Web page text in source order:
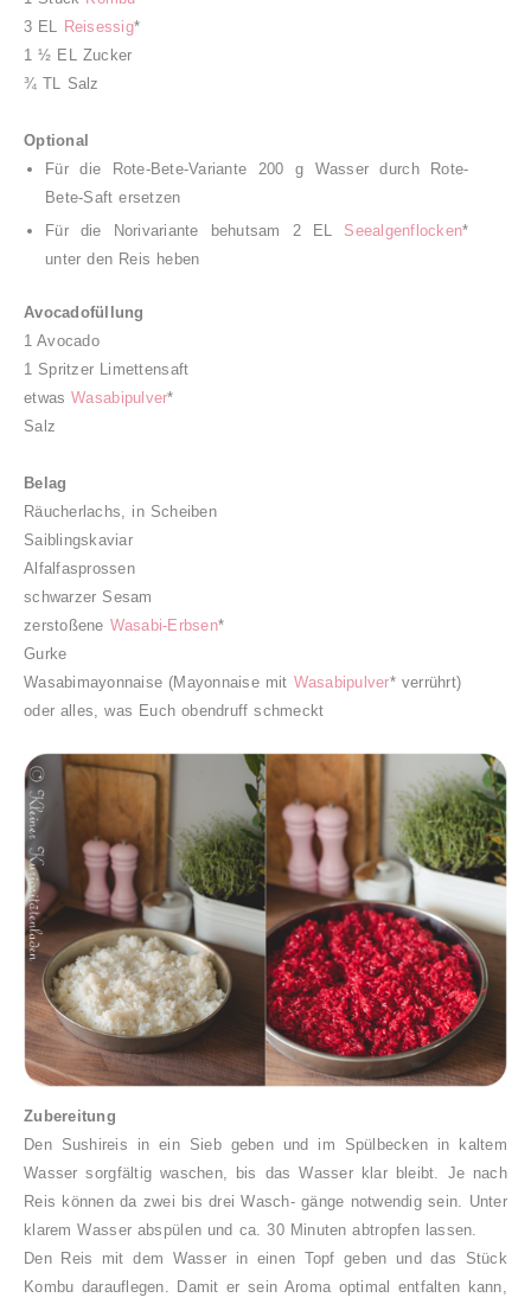
3 EL Reisessig*
1 ½ EL Zucker
¾ TL Salz
Optional
Für die Rote-Bete-Variante 200 g Wasser durch Rote-
Bete-Saft ersetzen
Für die Norivariante behutsam 2 EL Seealgenflocken*
unter den Reis heben
Avocadofüllung
1 Avocado
1 Spritzer Limettensaft
etwasWasabipulver*
Salz
Belag
Räucherlachs, in Scheiben
Saiblingskaviar
Alfalfasprossen
schwarzer Sesam
zerstoßene Wasabi-Erbsen*
Gurke
Wasabimayonnaise (Mayonnaise mit Wasabipulver* verrührt)
oder alles, was Euch obendruff schmeckt
Zubereitung
Den Sushireis in ein Sieb geben und im Spülbecken in kaltem
Wasser sorgfältig waschen, bis das Wasser klar bleibt. Je nach
Reis können da zwei bis drei Wasch- gänge notwendig sein. Unter
klarem Wasser abspülen und ca. 30 Minuten abtropfen lassen.
Den Reis mit dem Wasser in einen Topf geben und das Stück
Kombu darauflegen. Damit er sein Aroma optimal entfalten kann,